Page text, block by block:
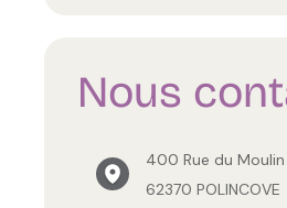
Nous
400 Rue du Moulin
62370 POLINCOVE